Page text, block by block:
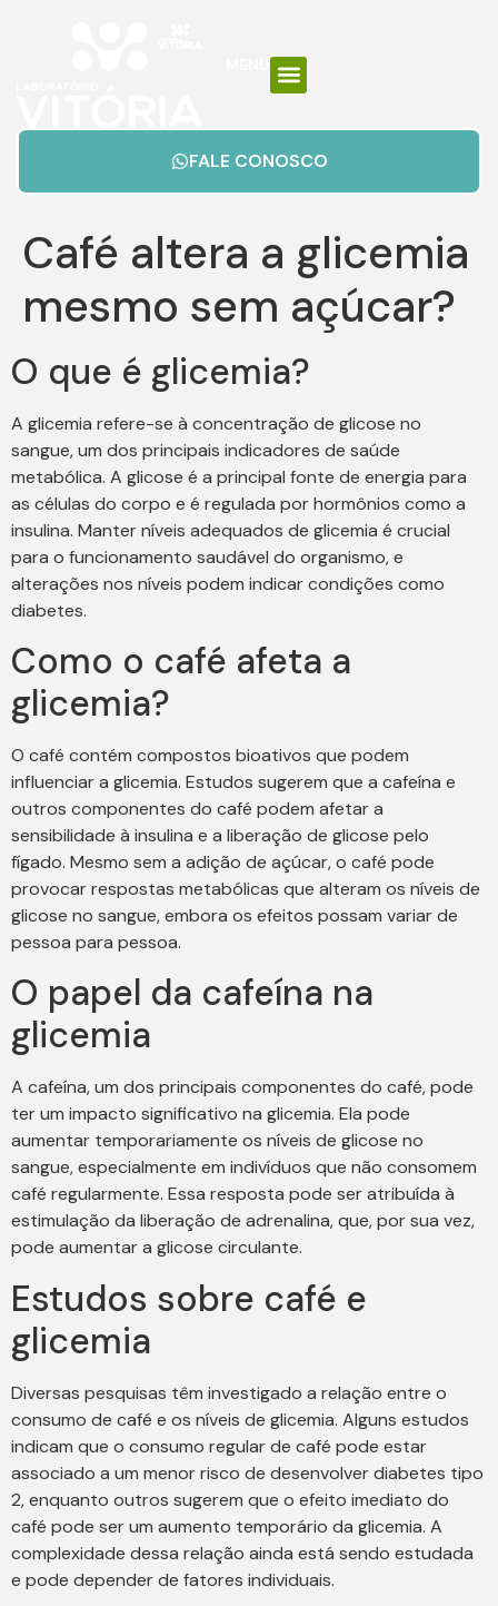
MENU
FALE CONOSCO
Café altera a glicemia
mesmo sem açúcar?
O que é glicemia?
A glicemia refere-se à concentração de glicose no
sangue, um dos principais indicadores de saúde
metabólica. A glicose é a principal fonte de energia para
as células do corpo e é regulada por hormônios como a
insulina. Manter níveis adequados de glicemia é crucial
para o funcionamento saudável do organismo, e
alterações nos níveis podem indicar condições como
diabetes.
Como o café afeta a
glicemia?
O café contém compostos bioativos que podem
influenciar a glicemia. Estudos sugerem que a cafeína e
outros componentes do café podem afetar a
sensibilidade à insulina e a liberação de glicose pelo
fígado. Mesmo sem a adição de açúcar, o café pode
provocar respostas metabólicas que alteram os níveis de
glicose no sangue, embora os efeitos possam variar de
pessoa para pessoa.
O papel da cafeína na
glicemia
A cafeína, um dos principais componentes do café, pode
ter um impacto significativo na glicemia. Ela pode
aumentar temporariamente os níveis de glicose no
sangue, especialmente em indivíduos que não consomem
café regularmente. Essa resposta pode ser atribuída à
estimulação da liberação de adrenalina, que, por sua vez,
pode aumentar a glicose circulante.
Estudos sobre café e
glicemia
Diversas pesquisas têm investigado a relação entre o
consumo de café e os níveis de glicemia. Alguns estudos
indicam que o consumo regular de café pode estar
associado a um menor risco de desenvolver diabetes tipo
2, enquanto outros sugerem que o efeito imediato do
café pode ser um aumento temporário da glicemia. A
complexidade dessa relação ainda está sendo estudada
e pode depender de fatores individuais.